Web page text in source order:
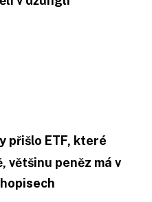
přišlo ETF, které
většinu peněz má v